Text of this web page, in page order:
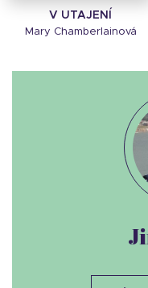
V UTAJENÍ
Mary Chamberlainová